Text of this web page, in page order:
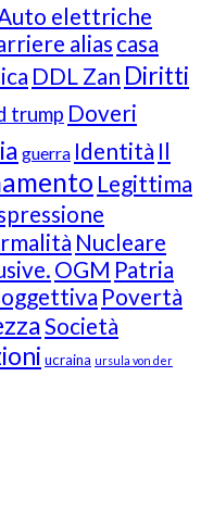
elettriche
alias casa
DDL Zan Diritti
trump Doveri
guerra Identità Il
Legittima
Nucleare
OGM Patria
Povertà
Società
ucraina ursula von der